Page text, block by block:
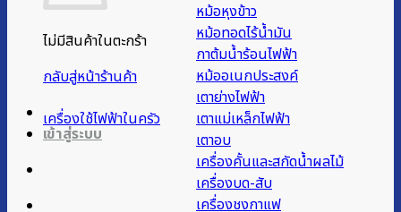
ไม่มีสินค้าในตะกร้า
กลับสู่หน้าร้านค้า
เข้าสู่ระบบ
เครื่องใช้ไฟฟ้าในครัว
หม้อหุงข้าว
หม้อทอดไร้น้ำมัน
กาต้มน้ำร้อนไฟฟ้า
หม้ออเนกประสงค์
เตาย่างไฟฟ้า
เตาแม่เหล็กไฟฟ้า
เตาอบ
เครื่องคั้นและสกัดน้ำผลไม้
เครื่องบด-สับ
เครื่องชงกาแฟ